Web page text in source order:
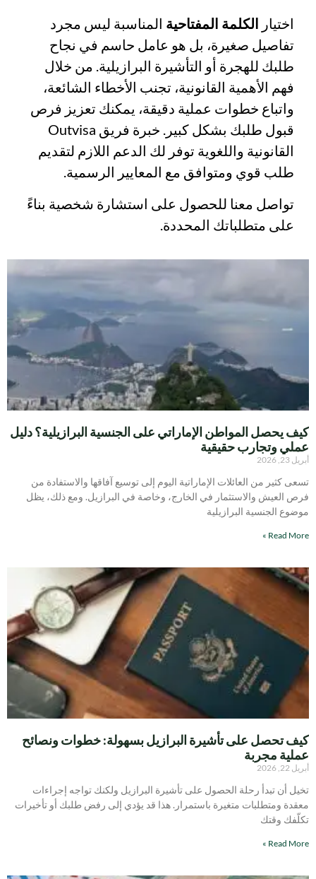
اختيار الكلمة المفتاحية المناسبة ليس مجرد
تفاصيل صغيرة، بل هو عامل حاسم في نجاح
طلبك للهجرة أو التأشيرة البرازيلية. من خلال
فهم الأهمية القانونية، تجنب الأخطاء الشائعة،
واتباع خطوات عملية دقيقة، يمكنك تعزيز فرص
قبول طلبك بشكل كبير. خبرة فريق Outvisa
القانونية واللغوية توفر لك الدعم اللازم لتقديم
طلب قوي ومتوافق مع المعايير الرسمية.
تواصل معنا للحصول على استشارة شخصية بناءً
على متطلباتك المحددة.
كيف يحصل المواطن الإماراتي على الجنسية البرازيلية؟ دليل
عملي وتجارب حقيقية
أبريل 23, 2026
تسعى كثير من العائلات الإماراتية اليوم إلى توسيع آفاقها والاستفادة من
فرص العيش والاستثمار في الخارج، وخاصة في البرازيل. ومع ذلك، يظل
موضوع الجنسية البرازيلية
Read More »
كيف تحصل على تأشيرة البرازيل بسهولة: خطوات ونصائح
عملية مجربة
أبريل 22, 2026
تخيل أن تبدأ رحلة الحصول على تأشيرة البرازيل ولكنك تواجه إجراءات
معقدة ومتطلبات متغيرة باستمرار. هذا قد يؤدي إلى رفض طلبك أو تأخيرات
تكلّفك وقتك
Read More »